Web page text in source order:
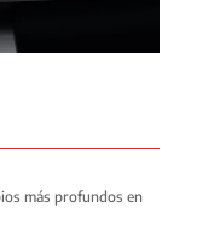
más profundos en